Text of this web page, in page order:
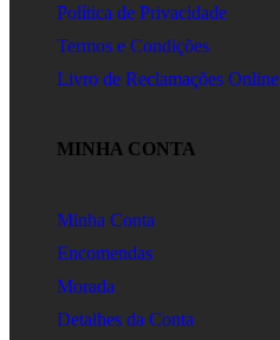
Política de Privacidade
Termos e Condições
Livro de Reclamações Online
MINHA CONTA
Minha Conta
Encomendas
Morada
Detalhes da Conta